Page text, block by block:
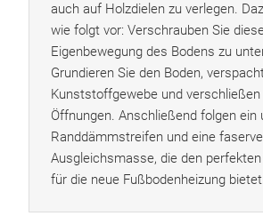
auch auf Holzdielen zu verlegen.
wie folgt vor: Verschrauben Sie
Eigenbewegung des Bodens zu
Grundieren Sie den Boden,
Kunststoffgewebe und verschließen
Öffnungen. Anschließend folgen ein
Randdämmstreifen und eine
Ausgleichsmasse, die den
für die neue Fußbodenheizung